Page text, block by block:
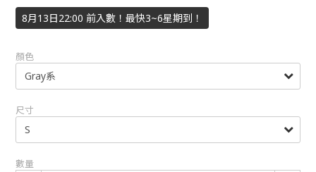
8月13日22:00 前入數！最快3~6星期到！
顏色
尺寸
數量